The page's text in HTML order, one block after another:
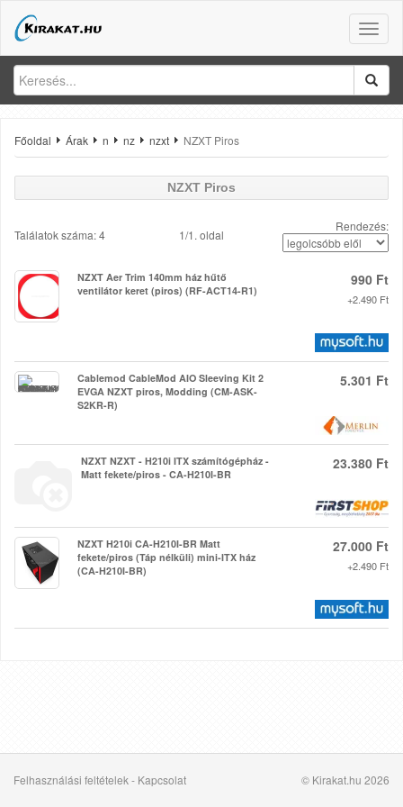
Toggle
Főoldal Árak n nz nzxt NZXT Piros
NZXT Piros
Találatok száma: 4 1/1. oldal
Rendezés:
NZXT Aer Trim 140mm ház hűtő
ventilátor keret (piros) (RF-ACT14-R1)
990 Ft
+2.490 Ft
Cablemod CableMod AIO Sleeving Kit 2
EVGA NZXT piros, Modding (CM-ASK-
S2KR-R)
5.301 Ft
NZXT NZXT - H210i ITX számítógépház -
Matt fekete/piros - CA-H210I-BR
23.380 Ft
NZXT H210i CA-H210I-BR Matt
fekete/piros (Táp nélküli) mini-ITX ház
(CA-H210I-BR)
27.000 Ft
+2.490 Ft
Felhasználási feltételek- Kapcsolat © Kirakat.hu 2026